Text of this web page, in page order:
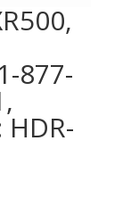
877-